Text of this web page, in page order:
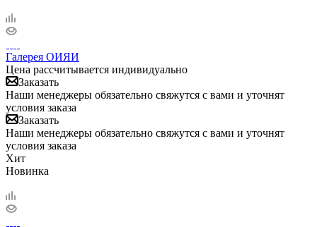
Галерея ОИЯИ
Цена рассчитывается индивидуально
Заказать
Наши менеджеры обязательно свяжутся с вами и уточнят
условия заказа
Заказать
Наши менеджеры обязательно свяжутся с вами и уточнят
условия заказа
Хит
Новинка